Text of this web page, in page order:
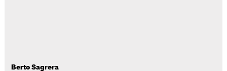
Berto Sagrera